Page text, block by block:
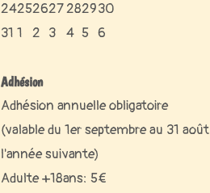
2026
2026202620262026
20262026
août
2026
août
2026
août
2026
août
2026
août
2026
août
2026
août
2424
août
2525
août
2626
août
2727
août
2828
août
2929
août
30
31 31
2026
1
2026
2
2026
33
44 5 6
Adhésion
Adhésion annuelle obligatoire
(valable du 1er septembre au 31
l'année suivante)
Adulte +18ans: 5€